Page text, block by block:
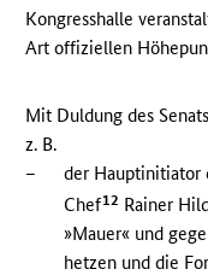
Kongresshalle
Art offiziellen
Mit Duldung des
z. B.
–
der Hauptinitiator
Chef12 Rainer
»Mauer« und
hetzen und die